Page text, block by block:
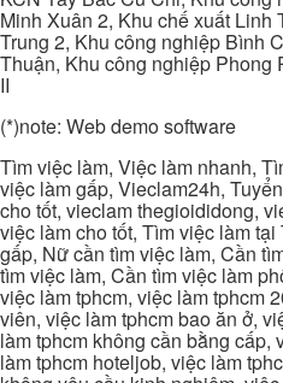
Minh Xuân 2, Khu chế xuất Linh
Trung 2, Khu công nghiệp Bình
Thuận, Khu công nghiệp Phong
II
(*)note: Web demo software
Tìm việc làm, Việc làm nhanh,
việc làm gấp, Vieclam24h,
cho tốt, vieclam thegioididong,
việc làm cho tốt, Tìm việc làm
gấp, Nữ cần tìm việc làm, Cần
tìm việc làm, Cần tìm việc làm
việc làm tphcm, việc làm tphcm
viên, việc làm tphcm bao ăn ở,
làm tphcm không cần bằng cấp,
làm tphcm hoteljob, việc làm